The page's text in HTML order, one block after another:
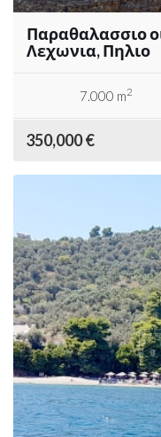
Παραθαλασσιο
Λεχωνια, Πηλιο
7.000 m2
350,000 €